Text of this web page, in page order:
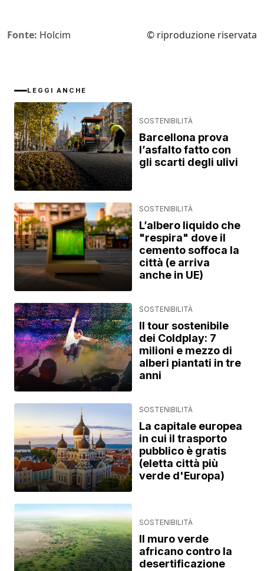
Fonte: Holcim © riproduzione riservata
LEGGI ANCHE
SOSTENIBILITÀ
Barcellona prova
l’asfalto fatto con
gli scarti degli ulivi
SOSTENIBILITÀ
L’albero liquido che
"respira" dove il
cemento soffoca la
città (e arriva
anche in UE)
SOSTENIBILITÀ
Il tour sostenibile
dei Coldplay: 7
milioni e mezzo di
alberi piantati in tre
anni
SOSTENIBILITÀ
La capitale europea
in cui il trasporto
pubblico è gratis
(eletta città più
verde d'Europa)
SOSTENIBILITÀ
Il muro verde
africano contro la
desertificazione